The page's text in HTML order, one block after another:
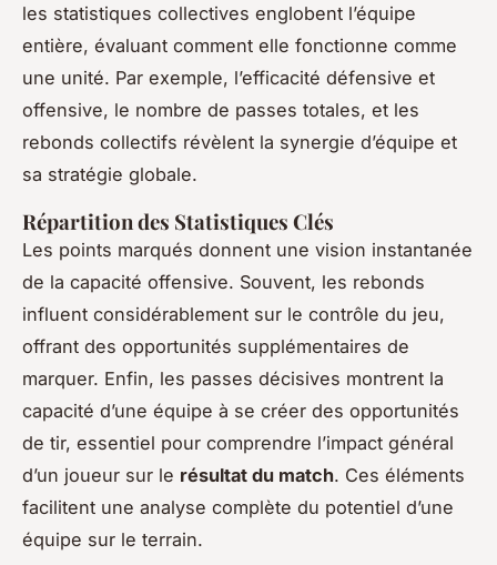
les statistiques collectives englobent l’équipe
entière, évaluant comment elle fonctionne comme
une unité. Par exemple, l’efficacité défensive et
offensive, le nombre de passes totales, et les
rebonds collectifs révèlent la synergie d’équipe et
sa stratégie globale.
Répartition des Statistiques Clés
Les points marqués donnent une vision instantanée
de la capacité offensive. Souvent, les rebonds
influent considérablement sur le contrôle du jeu,
offrant des opportunités supplémentaires de
marquer. Enfin, les passes décisives montrent la
capacité d’une équipe à se créer des opportunités
de tir, essentiel pour comprendre l’impact général
d’un joueur sur le résultat du match. Ces éléments
facilitent une analyse complète du potentiel d’une
équipe sur le terrain.